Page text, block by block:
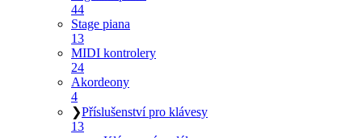
44
Stage piana
13
MIDI kontrolery
24
Akordeony
4
❯Příslušenství pro klávesy
13